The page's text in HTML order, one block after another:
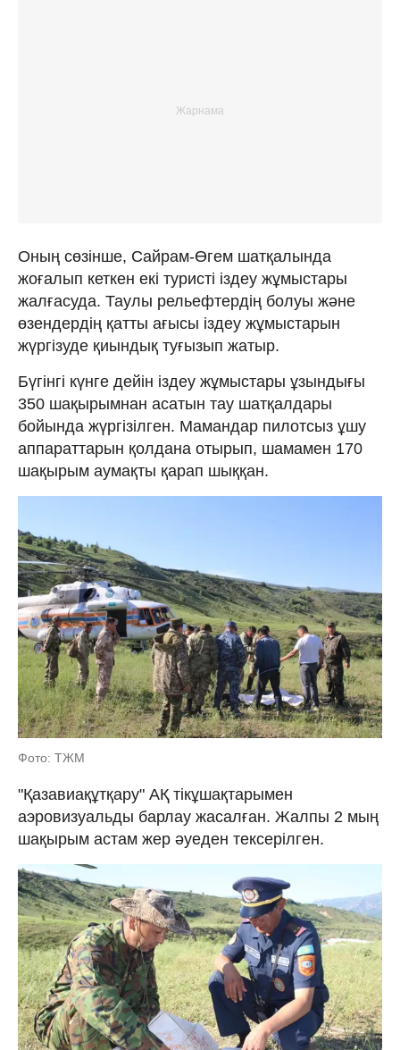
Оның сөзінше, Сайрам-Өгем шатқалында
жоғалып кеткен екі туристі іздеу жұмыстары
жалғасуда. Таулы рельефтердің болуы және
өзендердің қатты ағысы іздеу жұмыстарын
жүргізуде қиындық туғызып жатыр.
Бүгінгі күнге дейін іздеу жұмыстары ұзындығы
350 шақырымнан асатын тау шатқалдары
бойында жүргізілген. Мамандар пилотсыз ұшу
аппараттарын қолдана отырып, шамамен 170
шақырым аумақты қарап шыққан.
Фото: ТЖМ
"Қазавиақұтқару" АҚ тікұшақтарымен
аэровизуальды барлау жасалған. Жалпы 2 мың
шақырым астам жер әуеден тексерілген.